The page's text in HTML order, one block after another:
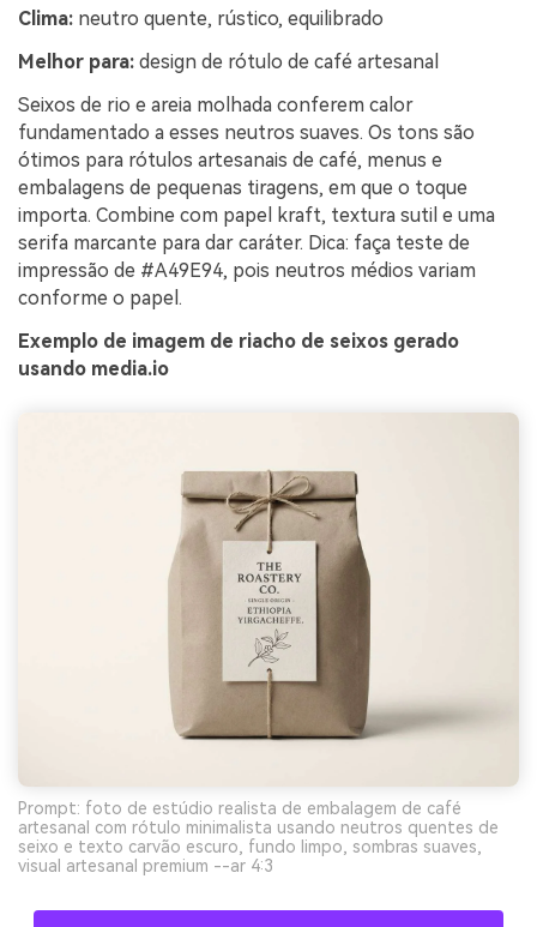
Clima: neutro quente, rústico, equilibrado
Melhor para: design de rótulo de café artesanal
Seixos de rio e areia molhada conferem calor
fundamentado a esses neutros suaves. Os tons são
ótimos para rótulos artesanais de café, menus e
embalagens de pequenas tiragens, em que o toque
importa. Combine com papel kraft, textura sutil e uma
serifa marcante para dar caráter. Dica: faça teste de
impressão de #A49E94, pois neutros médios variam
conforme o papel.
Exemplo de imagem de riacho de seixos gerado
usando media.io
Prompt: foto de estúdio realista de embalagem de café
artesanal com rótulo minimalista usando neutros quentes de
seixo e texto carvão escuro, fundo limpo, sombras suaves,
visual artesanal premium --ar 4:3